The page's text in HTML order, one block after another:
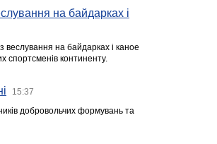
на байдарках і
веслування на байдарках і каное
спортсменів континенту.
15:37
добровольчих формувань та